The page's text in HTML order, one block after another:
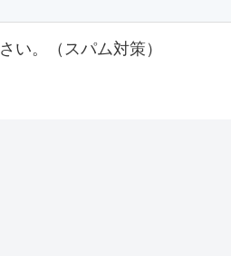
い。（スパム対策）